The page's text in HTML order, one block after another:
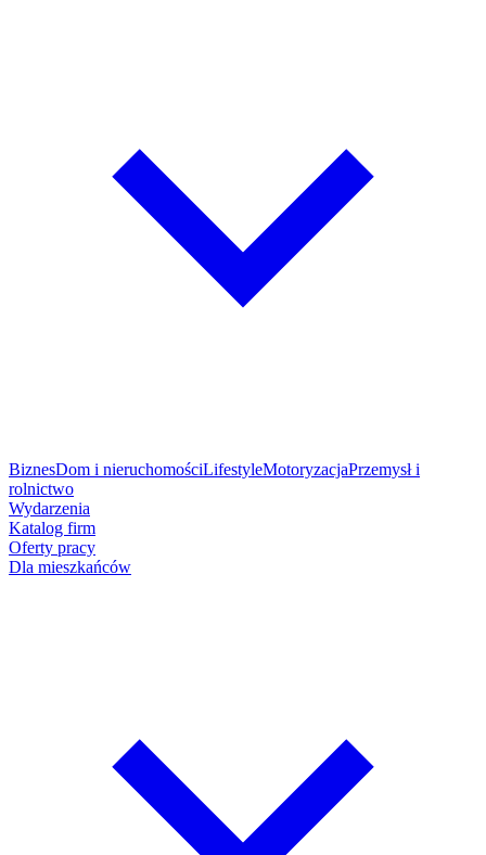
BiznesDom i nieruchomościLifestyleMotoryzacjaPrzemysł i
rolnictwo
Wydarzenia
Katalog firm
Oferty pracy
Dla mieszkańców